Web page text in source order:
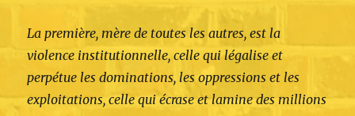
La première, mère de toutes les autres, est la
violence institutionnelle, celle qui légalise et
perpétue les dominations, les oppressions et les
exploitations, celle qui écrase et lamine des millions